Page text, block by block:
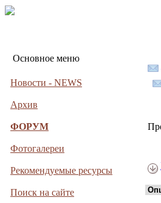
Основное меню
Новости - NEWS
Архив
ФОРУМ
Фотогалереи
Рекомендуемые ресурсы
Поиск на сайте